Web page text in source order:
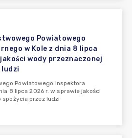
Powiatowego
w Kole z dnia 8 lipca
wody przeznaczonej
ludzi
Powiatowego Inspektora
8 lipca 2026 r. w sprawie jakości
przez ludzi